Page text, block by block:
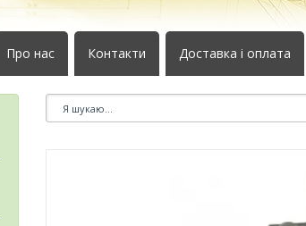
Про нас Контакти Доставка і оплата